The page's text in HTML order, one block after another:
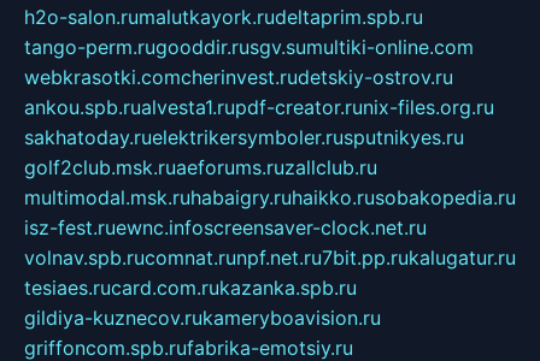
h2o-salon.rumalutkayork.rudeltaprim.spb.ru
tango-perm.rugooddir.rusgv.sumultiki-online.com
webkrasotki.comcherinvest.rudetskiy-ostrov.ru
ankou.spb.rualvesta1.rupdf-creator.runix-files.org.ru
sakhatoday.ruelektrikersymboler.rusputnikyes.ru
golf2club.msk.ruaeforums.ruzallclub.ru
multimodal.msk.ruhabaigry.ruhaikko.rusobakopedia.ru
isz-fest.ruewnc.infoscreensaver-clock.net.ru
volnav.spb.rucomnat.runpf.net.ru7bit.pp.rukalugatur.ru
tesiaes.rucard.com.rukazanka.spb.ru
gildiya-kuznecov.rukameryboavision.ru
griffoncom.spb.rufabrika-emotsiy.ru